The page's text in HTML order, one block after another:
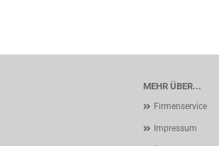
MEHR ÜBER...
Firmenservice
Impressum